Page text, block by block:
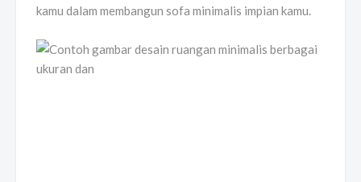
kamu dalam membangun sofa minimalis impian kamu.